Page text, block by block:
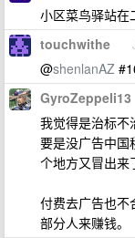
小区菜鸟驿站在
touchwithe
@shenlanAZ
GyroZeppeli13
我觉得是治标不
要是没广告中国
个地方又冒出来
付费去广告也不
部分人来赚钱。